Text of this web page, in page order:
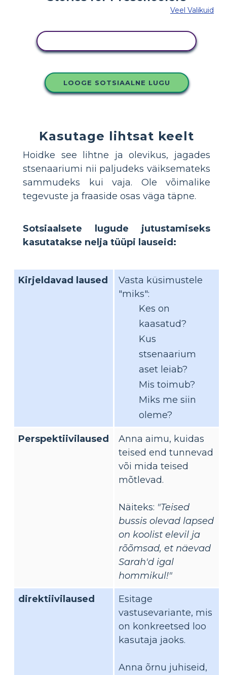
Veel Valikuid
LOOGE SOTSIAALNE LUGU
Kasutage lihtsat keelt
Hoidke see lihtne ja olevikus, jagades
stsenaariumi nii paljudeks väiksemateks
sammudeks kui vaja. Ole võimalike
tegevuste ja fraaside osas väga täpne.
Sotsiaalsete lugude jutustamiseks
kasutatakse nelja tüüpi lauseid:
Kirjeldavad laused
Vasta küsimustele
"miks":
Kes on
kaasatud?
Kus
stsenaarium
aset leiab?
Mis toimub?
Miks me siin
oleme?
Perspektiivilaused
Anna aimu, kuidas
teised end tunnevad
või mida teised
mõtlevad.
Näiteks: "Teised
bussis olevad lapsed
on koolist elevil ja
rõõmsad, et näevad
Sarah'd igal
hommikul!"
direktiivilaused
Esitage
vastusevariante, mis
on konkreetsed loo
kasutaja jaoks.
Anna õrnu juhiseid,